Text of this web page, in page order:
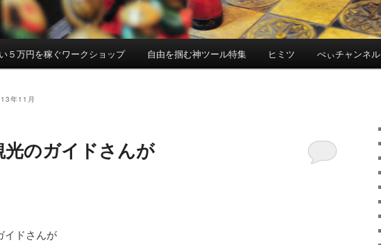
５万円を稼ぐワークショップ 自由を掴む神ツール特集 ヒミツ ぺぃチャンネル
年11月
光のガイドさんが
イドさんが